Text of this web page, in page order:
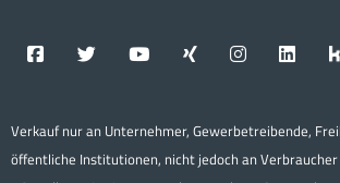
Verkauf nur an Unternehmer, Gewerbetreibende,
öffentliche Institutionen, nicht jedoch an Verbraucher